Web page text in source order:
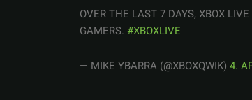
OVER THE LAST 7 DAYS, XBOX
GAMERS. #XBOXLIVE
— MIKE YBARRA (@XBOXQWIK)4.